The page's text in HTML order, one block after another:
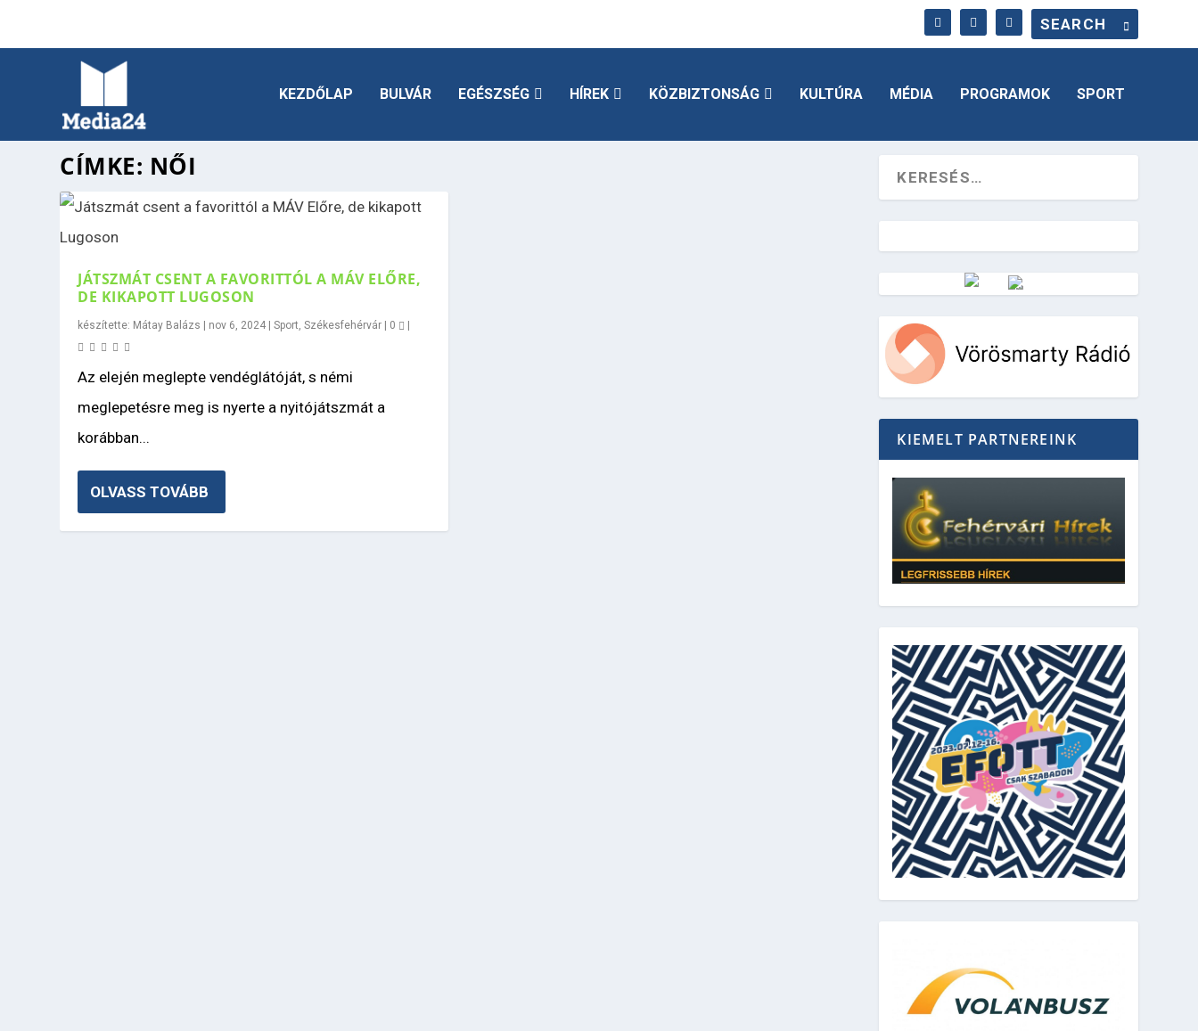
KEZDŐLAP BULVÁR EGÉSZSÉG HÍREK KÖZBIZTONSÁG KULTÚRA MÉDIA PROGRAMOK SPORT
CÍMKE: NŐI
JÁTSZMÁT CSENT A FAVORITTÓL A MÁV ELŐRE,
DE KIKAPOTT LUGOSON
készítette: Mátay Balázs nov 6, 2024 |Sport,Székesfehérvár 0
Az elején meglepte vendéglátóját, s némi
meglepetésre meg is nyerte a nyitójátszmát a
korábban...
OLVASS TOVÁBB
Vörösmarty Rádió
KIEMELT PARTNEREINK